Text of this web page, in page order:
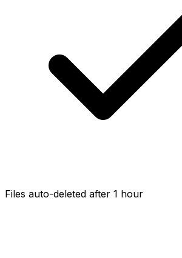
Files auto-deleted after 1 hour